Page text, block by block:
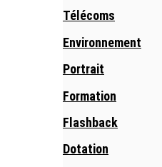
Télécoms
Environnement
Portrait
Formation
Flashback
Dotation